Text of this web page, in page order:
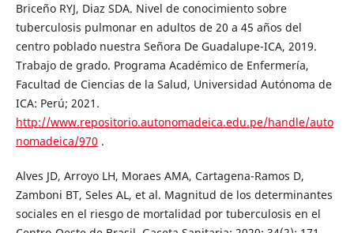
Briceño RYJ, Diaz SDA. Nivel de conocimiento sobre
tuberculosis pulmonar en adultos de 20 a 45 años del
centro poblado nuestra Señora De Guadalupe-ICA, 2019.
Trabajo de grado. Programa Académico de Enfermería,
Facultad de Ciencias de la Salud, Universidad Autónoma de
ICA: Perú; 2021.
http://www.repositorio.autonomadeica.edu.pe/handle/auto
nomadeica/970 .
Alves JD, Arroyo LH, Moraes AMA, Cartagena-Ramos D,
Zamboni BT, Seles AL, et al. Magnitud de los determinantes
sociales en el riesgo de mortalidad por tuberculosis en el